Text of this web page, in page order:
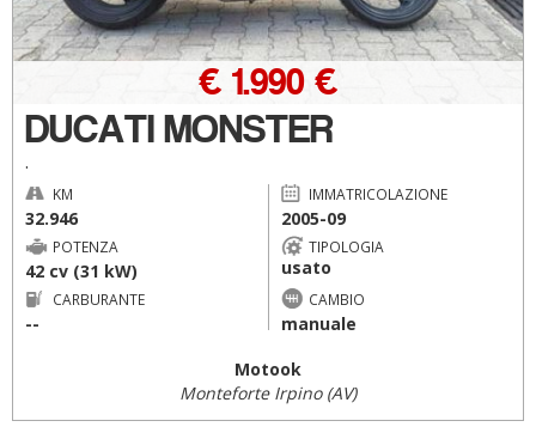
DUCATI MONSTER
.
€ 1.990 €
KM
32.946
IMMATRICOLAZIONE
2005-09
POTENZA
42 cv (31 kW)
TIPOLOGIA
usato
CARBURANTE
--
CAMBIO
manuale
Motook
Monteforte Irpino (AV)